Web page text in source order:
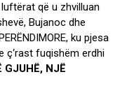
që u zhvilluan
Bujanoc dhe
ku pjesa
ç‘rast fuqishëm erdhi
GJUHË, NJË